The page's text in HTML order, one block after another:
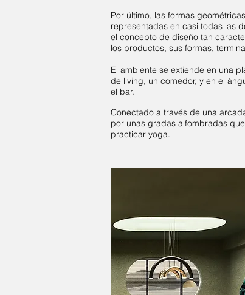
Por último, las formas
representadas en casi todas las
el concepto de diseño tan
los productos, sus formas,
El ambiente se extiende en una
de living, un comedor, y en el
el bar.
Conectado a través de una
por unas gradas alfombradas
practicar yoga.